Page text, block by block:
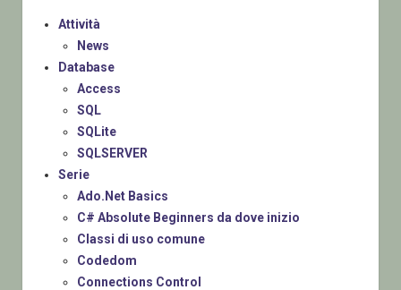
Attività
News
Database
Access
SQL
SQLite
SQLSERVER
Serie
Ado.Net Basics
C# Absolute Beginners da dove inizio
Classi di uso comune
Codedom
Connections Control